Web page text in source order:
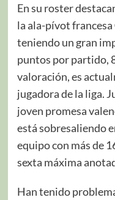
En su roster
la ala-pívot francesa
teniendo un gran
puntos por partido,
valoración, es
jugadora de la liga.
joven promesa
está sobresaliendo
equipo con más de
sexta máxima
Han tenido